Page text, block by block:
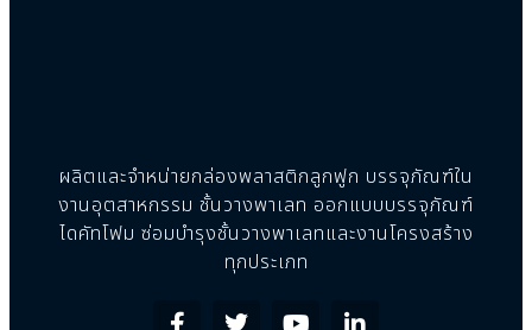
ผลิตและจำหน่ายกล่องพลาสติกลูกฟูก บรรจุภัณฑ์ใน
งานอุตสาหกรรม ชั้นวางพาเลท ออกแบบบรรจุภัณฑ์
ไดคัทโฟม ซ่อมบำรุงชั้นวางพาเลทและงานโครงสร้าง
ทุกประเภท